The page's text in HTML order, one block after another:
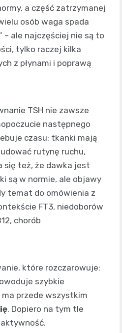
a część zatrzymanej
osób waga spada
– ale najczęściej nie są to
tylko raczej kilka
z płynami i poprawą
TSH nie zawsze
następnego
czasu: tkanki mają
rutynę ruchu,
się też, że dawka jest
są w normie, ale objawy
temat do omówienia z
FT3, niedoborów
chorób
które rozczarowuje:
szybkie
przede wszystkim
. Dopiero na tym tle